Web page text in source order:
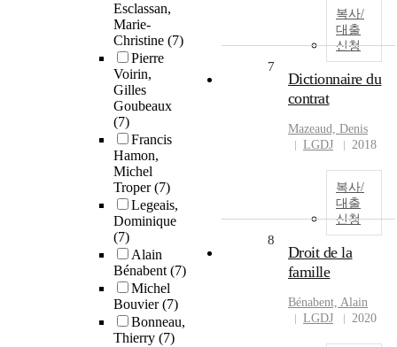
Esclassan,
Marie-
Christine (7)
Pierre
Voirin,
Gilles
Goubeaux
(7)
Francis
Hamon,
Michel
Troper(7)
Legeais,
Dominique
(7)
Alain
Bénabent(7)
Michel
Bouvier(7)
Bonneau,
Thierry (7)
복사/
대출
신청
7
Dictionnaire du
contrat
Mazeaud, Denis
LGDJ
2018
복사/
대출
신청
8
Droit de la
famille
Bénabent, Alain
LGDJ
2020